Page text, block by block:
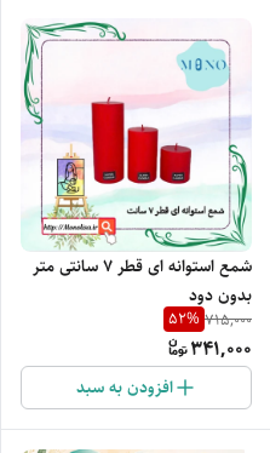
شمع استوانه ای قطر ۷ سانتی متر
بدون دود
715,000
52%
341,000
افزودن به سبد